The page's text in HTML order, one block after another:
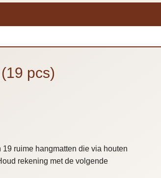
pcs)
ruime hangmatten die via houten
rekening met de volgende